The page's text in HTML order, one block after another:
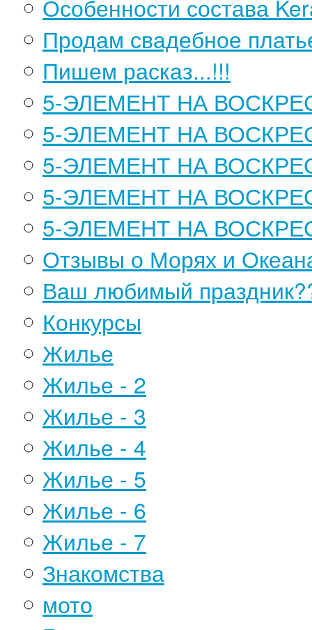
Особенности состава
Продам свадебное
Пишем расказ...!!!
5-ЭЛЕМЕНТ НА
5-ЭЛЕМЕНТ НА
5-ЭЛЕМЕНТ НА
5-ЭЛЕМЕНТ НА
5-ЭЛЕМЕНТ НА
Отзывы о Морях и
Ваш любимый
Конкурсы
Жилье
Жилье - 2
Жилье - 3
Жилье - 4
Жилье - 5
Жилье - 6
Жилье - 7
Знакомства
мото